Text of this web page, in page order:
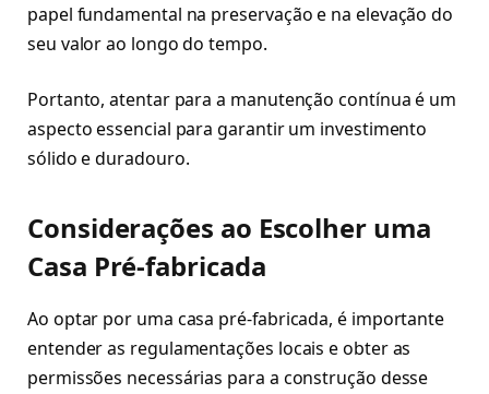
papel fundamental na preservação e na elevação do
seu valor ao longo do tempo.
Portanto, atentar para a manutenção contínua é um
aspecto essencial para garantir um investimento
sólido e duradouro.
Considerações ao Escolher uma
Casa Pré-fabricada
Ao optar por uma casa pré-fabricada, é importante
entender as regulamentações locais e obter as
permissões necessárias para a construção desse